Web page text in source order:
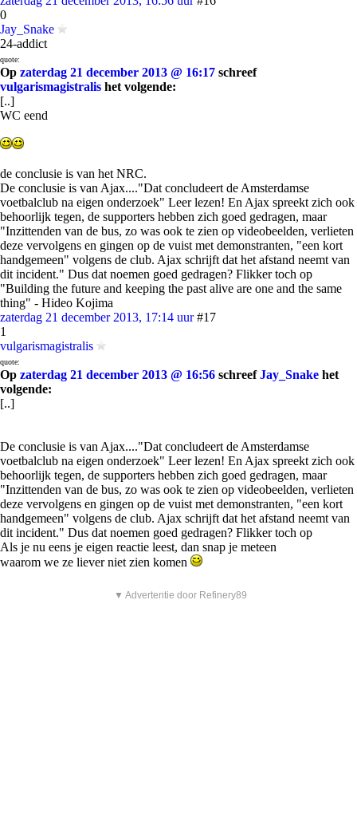
0
Jay_Snake
24-addict
quote:
Op zaterdag 21 december 2013 @ 16:17 schreef
vulgarismagistralis het volgende:
[..]
WC eend
de conclusie is van het NRC.
De conclusie is van Ajax...."Dat concludeert de Amsterdamse
voetbalclub na eigen onderzoek" Leer lezen! En Ajax spreekt zich ook
behoorlijk tegen, de supporters hebben zich goed gedragen, maar
"Inzittenden van de bus, zo was ook te zien op videobeelden, verlieten
deze vervolgens en gingen op de vuist met demonstranten, "een kort
handgemeen" volgens de club. Ajax schrijft dat het afstand neemt van
dit incident." Dus dat noemen goed gedragen? Flikker toch op
"Building the future and keeping the past alive are one and the same
thing" - Hideo Kojima
zaterdag 21 december 2013, 17:14 uur #17
1
vulgarismagistralis
quote:
Op zaterdag 21 december 2013 @ 16:56 schreefJay_Snake het
volgende:
[..]
De conclusie is van Ajax...."Dat concludeert de Amsterdamse
voetbalclub na eigen onderzoek" Leer lezen! En Ajax spreekt zich ook
behoorlijk tegen, de supporters hebben zich goed gedragen, maar
"Inzittenden van de bus, zo was ook te zien op videobeelden, verlieten
deze vervolgens en gingen op de vuist met demonstranten, "een kort
handgemeen" volgens de club. Ajax schrijft dat het afstand neemt van
dit incident." Dus dat noemen goed gedragen? Flikker toch op
Als je nu eens je eigen reactie leest, dan snap je meteen
waarom we ze liever niet zien komen
▼ Advertentie door Refinery89